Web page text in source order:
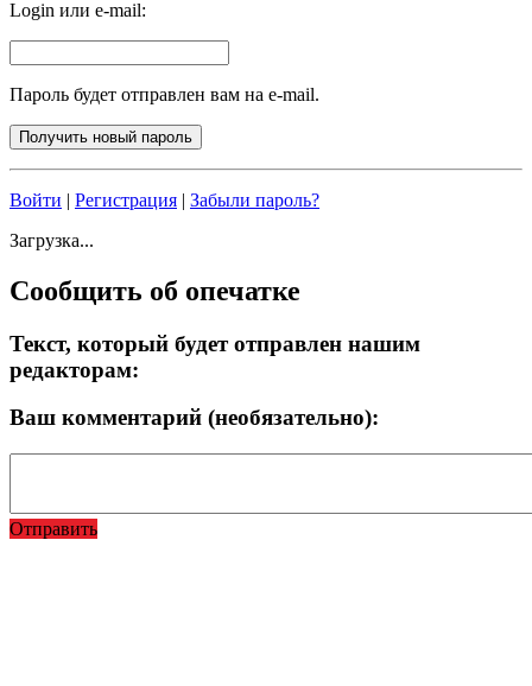
Login или e-mail:
Пароль будет отправлен вам на e-mail.
Войти | Регистрация | Забыли пароль?
Загрузка...
Сообщить об опечатке
Текст, который будет отправлен нашим
редакторам:
Ваш комментарий (необязательно):
Отправить